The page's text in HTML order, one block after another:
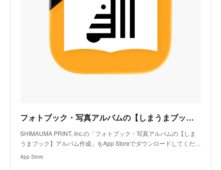
フォトブック・写真アルバムの【しまうまブック】アルバム作成アプリ - App Store
SHIMAUMA PRINT, Inc.の「フォトブック・写真アルバムの【しま
うまブック】アルバム作成」をApp Storeでダウンロードしてくだ…
App Store